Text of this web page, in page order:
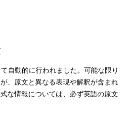
自動的に行われました。可能な限り
、原文と異なる表現や解釈が含まれ
な情報については、必ず英語の原文